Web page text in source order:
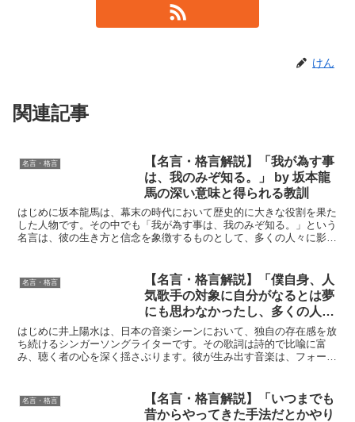
けん
関連記事
名言・格言
【名言・格言解説】「我が為す事
は、我のみぞ知る。」 by 坂本龍
馬の深い意味と得られる教訓
はじめに坂本龍馬は、幕末の時代において歴史的に大きな役割を果た
した人物です。その中でも「我が為す事は、我のみぞ知る。」という
名言は、彼の生き方と信念を象徴するものとして、多くの人々に影響
名言・格言
【名言・格言解説】「僕自身、人
気歌手の対象に自分がなるとは夢
にも思わなかったし、多くの人が
受け入れてくれるのは戸惑いがあ
った。」by 井上陽水の深い意味
と得られる教訓
はじめに井上陽水は、日本の音楽シーンにおいて、独自の存在感を放
ち続けるシンガーソングライターです。その歌詞は詩的で比喩に富
み、聴く者の心を深く揺さぶります。彼が生み出す音楽は、フォー
名言・格言
【名言・格言解説】「いつまでも
昔からやってきた手法だとかやり